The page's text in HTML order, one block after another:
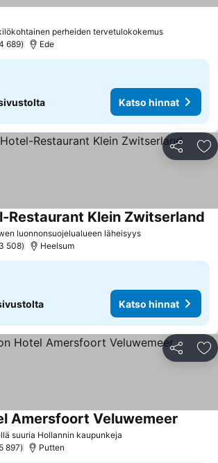
perheiden tervetulokokemusKatso
689 Ede
Katso hinnat
Jaa
luonnonsuojelualueen läheisyysKatso hinnat
Restaurant Klein Zwitserland
3 508 Heelsum
Katso hinnat
Jaa
suuria Hollannin kaupunkeja
Amersfoort Veluwemeer
5 897 Putten